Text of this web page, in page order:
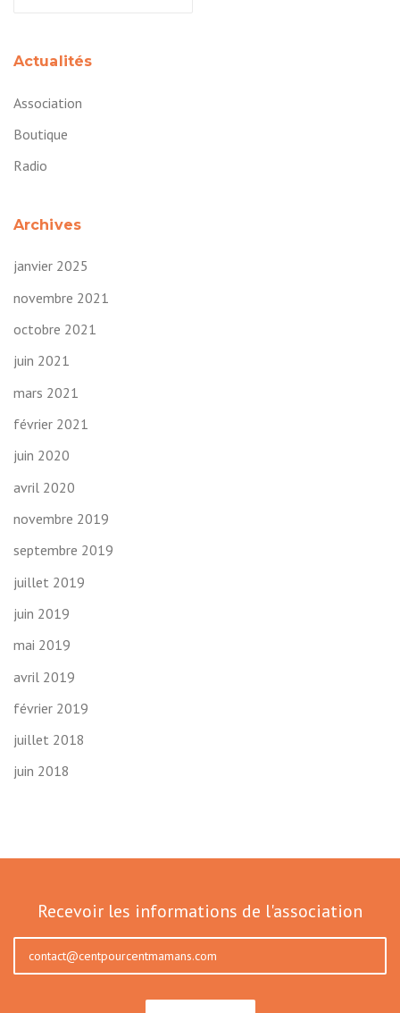
Actualités
Association
Boutique
Radio
Archives
janvier 2025
novembre 2021
octobre 2021
juin 2021
mars 2021
février 2021
juin 2020
avril 2020
novembre 2019
septembre 2019
juillet 2019
juin 2019
mai 2019
avril 2019
février 2019
juillet 2018
juin 2018
Recevoir les informations de l'association